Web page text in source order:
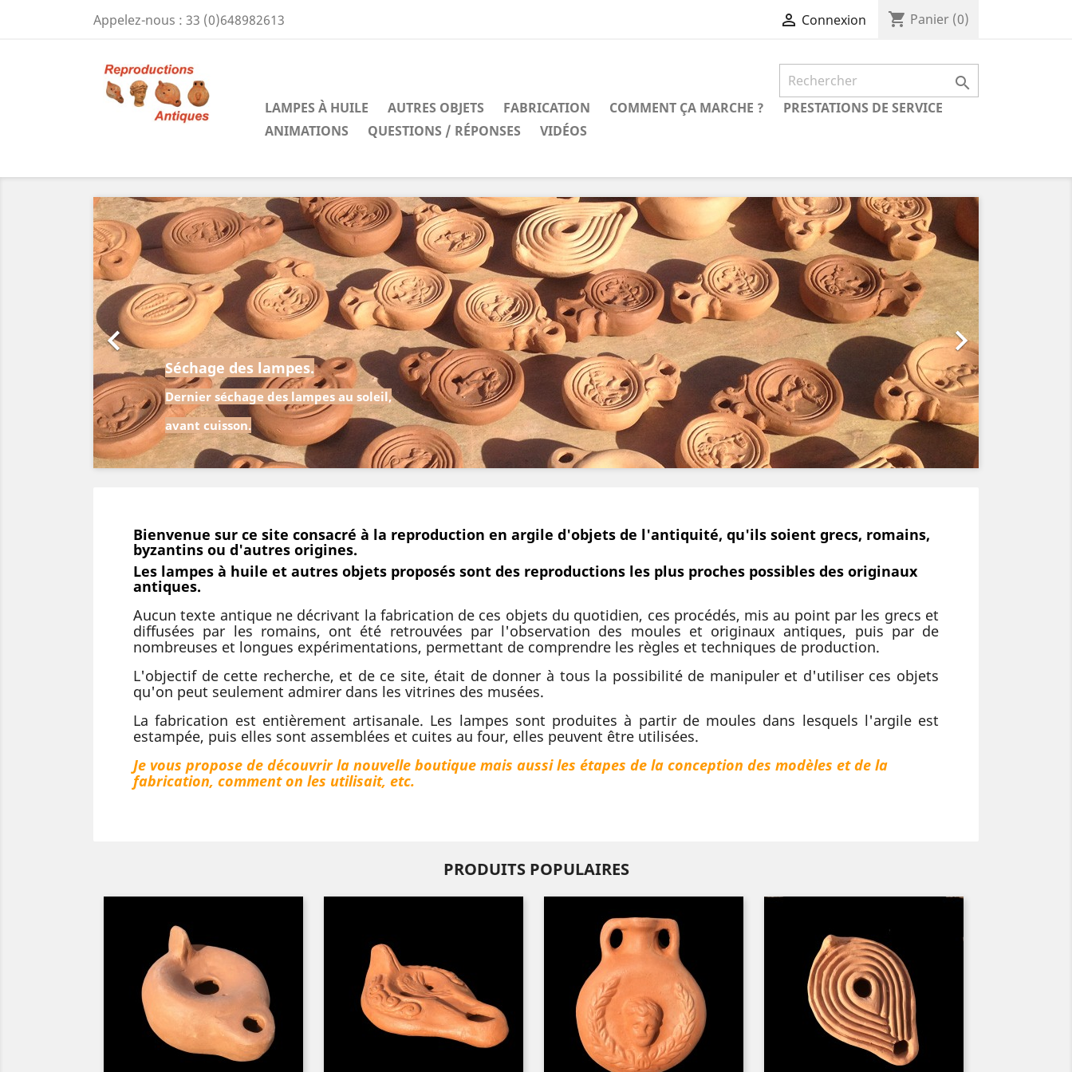
Appelez-nous : 33 (0)648982613  Connexion shopping_cart Panier (0)

LAMPES À HUILE AUTRES OBJETS FABRICATION COMMENT ÇA MARCHE ?
PRESTATIONS DE SERVICE
ANIMATIONS
QUESTIONS / RÉPONSES VIDÉOS
Séchage des lampes.
Dernier séchage des lampes au soleil,
avant cuisson.

Précédent

Suivant
Bienvenue sur ce site consacré à la reproduction en argile d'objets de l'antiquité, qu'ils soient grecs, romains,
byzantins ou d'autres origines.
Les lampes à huile et autres objets proposés sont des reproductions les plus proches possibles des originaux
antiques.
Aucun texte antique ne décrivant la fabrication de ces objets du quotidien, ces procédés, mis au point par les grecs et
diffusées par les romains, ont été retrouvées par l'observation des moules et originaux antiques, puis par de
nombreuses et longues expérimentations, permettant de comprendre les règles et techniques de production.
L'objectif de cette recherche, et de ce site, était de donner à tous la possibilité de manipuler et d'utiliser ces objets
qu'on peut seulement admirer dans les vitrines des musées.
La fabrication est entièrement artisanale. Les lampes sont produites à partir de moules dans lesquels l'argile est
estampée, puis elles sont assemblées et cuites au four, elles peuvent être utilisées.
Je vous propose de découvrir la nouvelle boutique mais aussi les étapes de la conception des modèles et de la
fabrication, comment on les utilisait, etc.
PRODUITS POPULAIRES